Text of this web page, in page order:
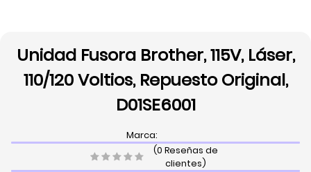
Unidad Fusora Brother, 115V, Láser,
110/120 Voltios, Repuesto Original,
D01SE6001
Marca:
(0 Reseñas de
clientes)